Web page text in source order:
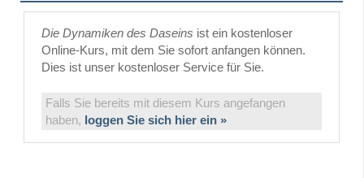
Die Dynamiken des Daseins ist ein kostenloser
Online-Kurs, mit dem Sie sofort anfangen können.
Dies ist unser kostenloser Service für Sie.
Falls Sie bereits mit diesem Kurs angefangen
haben, loggen Sie sich hier ein »